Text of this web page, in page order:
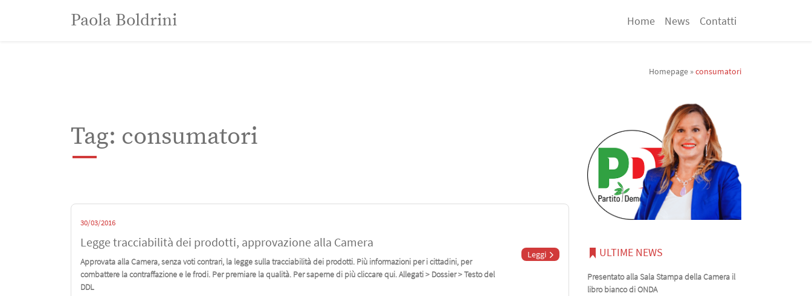
Paola BoldriniPaola Boldrini Home News Contatti
Homepage »consumatori
Tag: consumatori
30/03/2016
Legge tracciabilità dei prodotti, approvazione alla Camera
Approvata alla Camera, senza voti contrari, la legge sulla tracciabilità dei prodotti. Più informazioni per i cittadini, per
combattere la contraffazione e le frodi. Per premiare la qualità. Per saperne di più cliccare qui. Allegati > Dossier > Testo del
DDL
Leggi ULTIME NEWS
Presentato alla Sala Stampa della Camera il
libro bianco di ONDA